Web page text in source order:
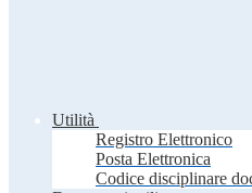
Utilità
Registro Elettronico
Posta Elettronica
Codice disciplinare